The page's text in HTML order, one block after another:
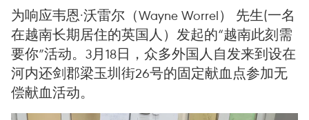
为响应韦恩·沃雷尔（Wayne Worrel） 先生(一名
在越南长期居住的英国人）发起的“越南此刻需
要你”活动。3月18日，众多外国人自发来到设在
河内还剑郡梁玉圳街26号的固定献血点参加无
偿献血活动。